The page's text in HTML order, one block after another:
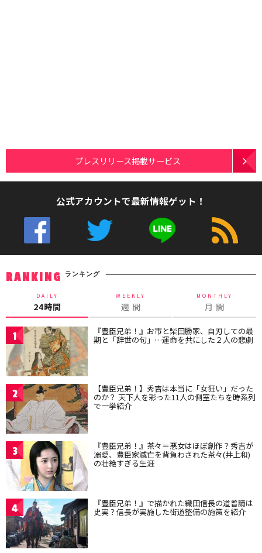
プレスリリース掲載サービス
公式アカウントで最新情報ゲット！
RANKING ランキング
DAILY
24時間
WEEKLY
週 間
MONTHLY
月 間
1 『豊臣兄弟！』お市と柴田勝家、自刃しての最
期と「辞世の句」…運命を共にした２人の悲劇
2 【豊臣兄弟！】秀吉は本当に「女狂い」だった
のか？ 天下人を彩った11人の側室たちを時系列
で一挙紹介
3 『豊臣兄弟！』茶々＝悪女はほぼ創作？秀吉が
溺愛、豊臣家滅亡を背負わされた茶々(井上和)
の壮絶すぎる生涯
4 『豊臣兄弟！』で描かれた織田信長の道普請は
史実？信長が実施した街道整備の施策を紹介